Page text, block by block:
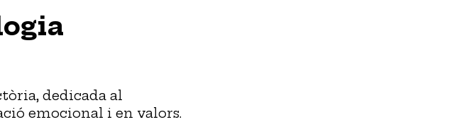
dedicada al
emocional i en valors.